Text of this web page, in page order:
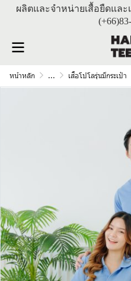
ผลิตและจำหน่ายเสื้อยืดแล
(+66)
หน้าหลัก ... เสื้อโปโลรุ่นมีกระเป๋า